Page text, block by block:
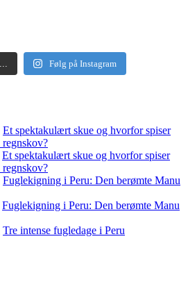
Følg på Instagram
Et spektakulært skue og hvorfor spiser
regnskov?
Et spektakulært skue og hvorfor spiser
regnskov?
Fuglekigning i Peru: Den berømte Manu
Fuglekigning i Peru: Den berømte Manu
Tre intense fugledage i Peru